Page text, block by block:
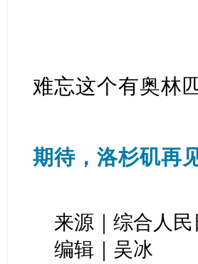
难忘这个有奥林
期待，洛杉矶再
来源｜综合人
编辑｜吴冰